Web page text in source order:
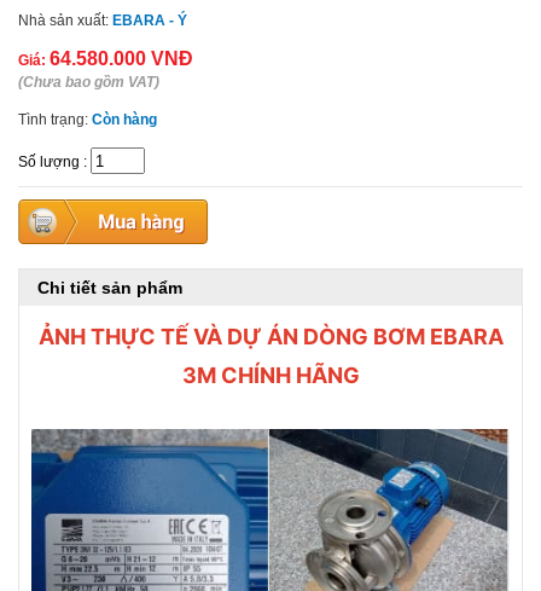
Nhà sản xuất: EBARA - Ý
Giá: 64.580.000 VNĐ
(Chưa bao gồm VAT)
Tình trạng: Còn hàng
Số lượng :
Chi tiết sản phẩm
ẢNH THỰC TẾ VÀ DỰ ÁN DÒNG BƠM EBARA
3M CHÍNH HÃNG